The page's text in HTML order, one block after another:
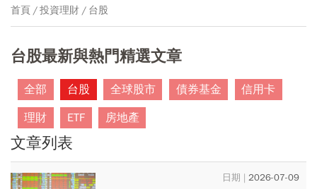
首頁 投資理財 台股
台股最新與熱門精選文章
全部 台股 全球股市 債券基金
信用卡
理財
ETF 房地產
文章列表
2026-07-09